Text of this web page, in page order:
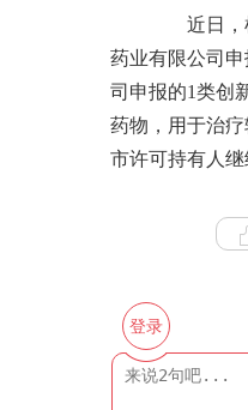
近日，根
药业有限公司
司申报的1类创
药物，用于治
市许可持有人
登录